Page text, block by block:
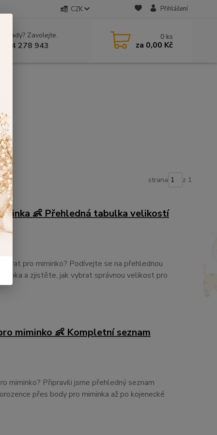
CZK Přihlášení
si rady? Zavolejte.
604 278 943
0 ks
za 0,00 Kč
strana z 1
👶 Přehledná tabulka velikostí
pro miminko? Podívejte se na přehlednou
a zjistěte, jak vybrat správnou velikost pro
miminko 👶 Kompletní seznam
miminko? Připravili jsme přehledný seznam
přes body pro miminka až po kojenecké